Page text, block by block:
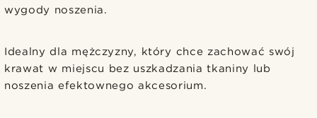
wygody noszenia.
Idealny dla mężczyzny, który chce zachować swój
krawat w miejscu bez uszkadzania tkaniny lub
noszenia efektownego akcesorium.